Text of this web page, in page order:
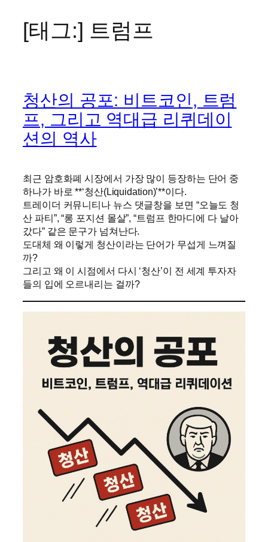
[태그:] 트럼프
청산의 공포: 비트코인, 트럼
프, 그리고 역대급 리퀴데이
션의 역사
최근 암호화폐 시장에서 가장 많이 등장하는 단어 중
하나가 바로 **‘청산(Liquidation)’**이다.
트레이더 커뮤니티나 뉴스 댓글창을 보면 “오늘도 청
산 파티”, “롱 포지션 몰살”, “트럼프 한마디에 다 날아
갔다” 같은 문구가 넘쳐난다.
도대체 왜 이렇게 청산이라는 단어가 무섭게 느껴질
까?
그리고 왜 이 시점에서 다시 ‘청산’이 전 세계 투자자
들의 입에 오르내리는 걸까?